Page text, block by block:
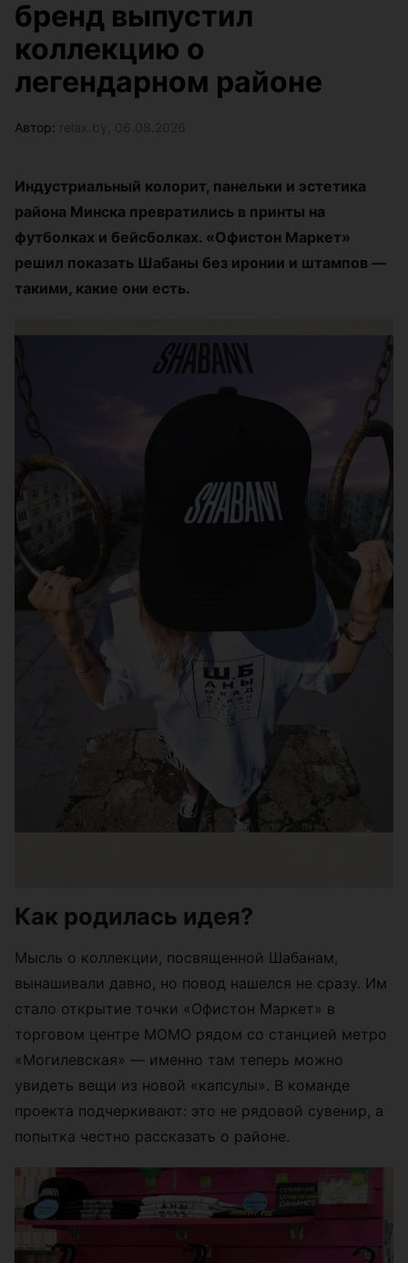
бренд выпустил
коллекцию о
легендарном районе
Автор:
Индустриальный колорит, панельки и эстетика
района Минска превратились в принты на
футболках и бейсболках. «Офистон Маркет»
решил показать Шабаны без иронии и штампов —
такими, какие они есть.
Как родилась идея?
Мысль о коллекции, посвященной Шабанам,
вынашивали давно, но повод нашелся не сразу. Им
стало открытие точки «Офистон Маркет» в
торговом центре МОМО рядом со станцией метро
«Могилевская» — именно там теперь можно
увидеть вещи из новой «капсулы». В команде
проекта подчеркивают: это не рядовой сувенир, а
попытка честно рассказать о районе.